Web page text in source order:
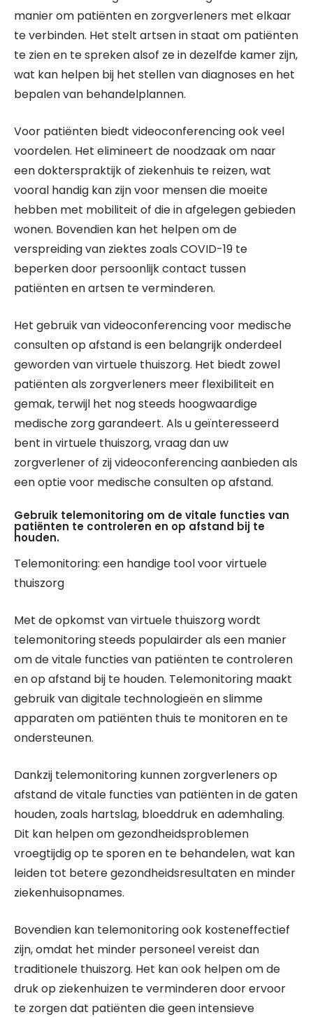
manier om patiënten en zorgverleners met elkaar
te verbinden. Het stelt artsen in staat om patiënten
te zien en te spreken alsof ze in dezelfde kamer zijn,
wat kan helpen bij het stellen van diagnoses en het
bepalen van behandelplannen.
Voor patiënten biedt videoconferencing ook veel
voordelen. Het elimineert de noodzaak om naar
een dokterspraktijk of ziekenhuis te reizen, wat
vooral handig kan zijn voor mensen die moeite
hebben met mobiliteit of die in afgelegen gebieden
wonen. Bovendien kan het helpen om de
verspreiding van ziektes zoals COVID-19 te
beperken door persoonlijk contact tussen
patiënten en artsen te verminderen.
Het gebruik van videoconferencing voor medische
consulten op afstand is een belangrijk onderdeel
geworden van virtuele thuiszorg. Het biedt zowel
patiënten als zorgverleners meer flexibiliteit en
gemak, terwijl het nog steeds hoogwaardige
medische zorg garandeert. Als u geïnteresseerd
bent in virtuele thuiszorg, vraag dan uw
zorgverlener of zij videoconferencing aanbieden als
een optie voor medische consulten op afstand.
Gebruik telemonitoring om de vitale functies van
patiënten te controleren en op afstand bij te
houden.
Telemonitoring: een handige tool voor virtuele
thuiszorg
Met de opkomst van virtuele thuiszorg wordt
telemonitoring steeds populairder als een manier
om de vitale functies van patiënten te controleren
en op afstand bij te houden. Telemonitoring maakt
gebruik van digitale technologieën en slimme
apparaten om patiënten thuis te monitoren en te
ondersteunen.
Dankzij telemonitoring kunnen zorgverleners op
afstand de vitale functies van patiënten in de gaten
houden, zoals hartslag, bloeddruk en ademhaling.
Dit kan helpen om gezondheidsproblemen
vroegtijdig op te sporen en te behandelen, wat kan
leiden tot betere gezondheidsresultaten en minder
ziekenhuisopnames.
Bovendien kan telemonitoring ook kosteneffectief
zijn, omdat het minder personeel vereist dan
traditionele thuiszorg. Het kan ook helpen om de
druk op ziekenhuizen te verminderen door ervoor
te zorgen dat patiënten die geen intensieve